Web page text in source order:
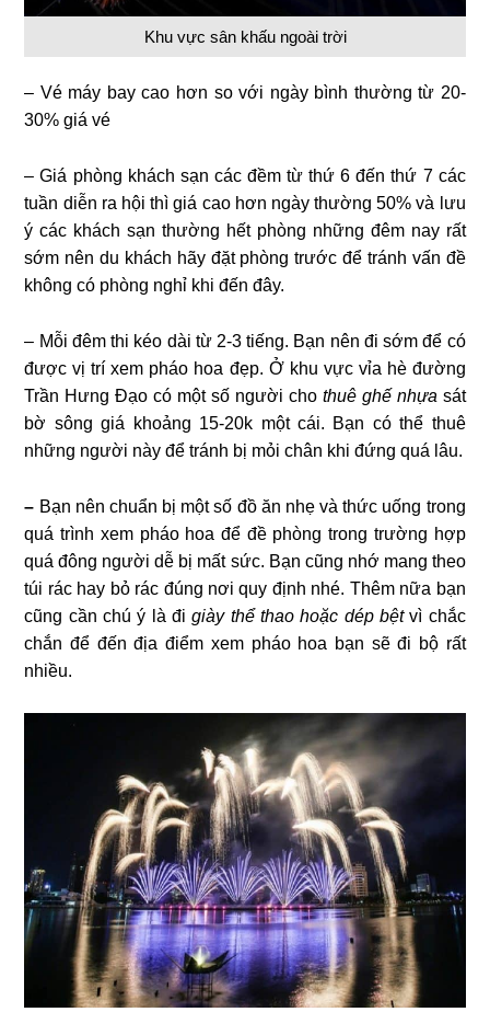
Khu vực sân khấu ngoài trời
– Vé máy bay cao hơn so với ngày bình thường từ 20-
30% giá vé
– Giá phòng khách sạn các đềm từ thứ 6 đến thứ 7 các
tuần diễn ra hội thì giá cao hơn ngày thường 50% và lưu
ý các khách sạn thường hết phòng những đêm nay rất
sớm nên du khách hãy đặt phòng trước để tránh vấn đề
không có phòng nghỉ khi đến đây.
– Mỗi đêm thi kéo dài từ 2-3 tiếng. Bạn nên đi sớm để có
được vị trí xem pháo hoa đẹp. Ở khu vực vỉa hè đường
Trần Hưng Đạo có một số người cho thuê ghế nhựa sát
bờ sông giá khoảng 15-20k một cái. Bạn có thể thuê
những người này để tránh bị mỏi chân khi đứng quá lâu.
– Bạn nên chuẩn bị một số đồ ăn nhẹ và thức uống trong
quá trình xem pháo hoa để đề phòng trong trường hợp
quá đông người dễ bị mất sức. Bạn cũng nhớ mang theo
túi rác hay bỏ rác đúng nơi quy định nhé. Thêm nữa bạn
cũng cần chú ý là đigiày thể thao hoặc dép bệtvì chắc
chắn để đến địa điểm xem pháo hoa bạn sẽ đi bộ rất
nhiều.